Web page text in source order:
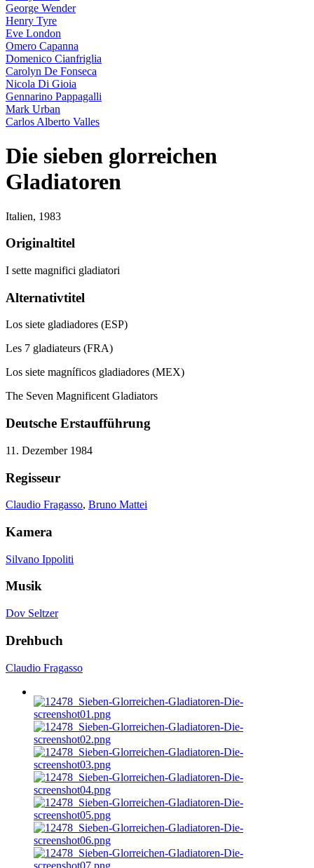
George Wender
Henry Tyre
Eve London
Omero Capanna
Domenico Cianfriglia
Carolyn De Fonseca
Nicola Di Gioia
Gennarino Pappagalli
Mark Urban
Carlos Alberto Valles
Die sieben glorreichen
Gladiatoren
Italien, 1983
Originaltitel
I sette magnifici gladiatori
Alternativtitel
Los siete gladiadores (ESP)
Les 7 gladiateurs (FRA)
Los siete magníficos gladiadores (MEX)
The Seven Magnificent Gladiators
Deutsche Erstaufführung
11. Dezember 1984
Regisseur
Claudio Fragasso, Bruno Mattei
Kamera
Silvano Ippoliti
Musik
Dov Seltzer
Drehbuch
Claudio Fragasso